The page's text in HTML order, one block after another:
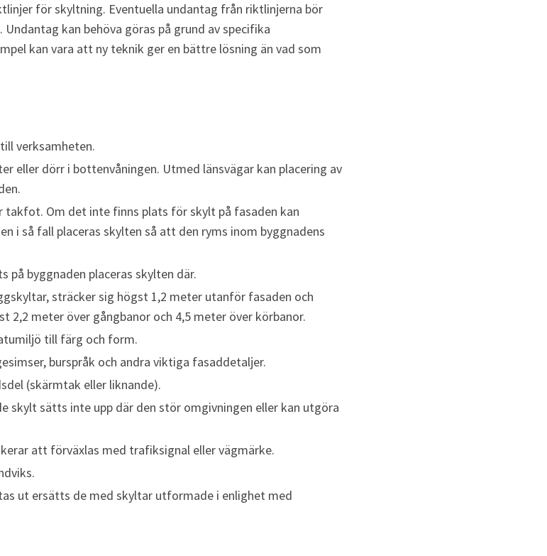
för skyltning. Eventuella undantag från riktlinjerna bör
kan behöva göras på grund av specifika
kan vara att ny teknik ger en bättre lösning än vad som
verksamheten.
eller dörr i bottenvåningen. Utmed länsvägar kan placering av
takfot. Om det inte finns plats för skylt på fasaden kan
i så fall placeras skylten så att den ryms inom byggnadens
på byggnaden placeras skylten där.
sträcker sig högst 1,2 meter utanför fasaden och
2,2 meter över gångbanor och 4,5 meter över körbanor.
till färg och form.
burspråk och andra viktiga fasaddetaljer.
(skärmtak eller liknande).
skylt sätts inte upp där den stör omgivningen eller kan utgöra
att förväxlas med trafiksignal eller vägmärke.
ut ersätts de med skyltar utformade i enlighet med